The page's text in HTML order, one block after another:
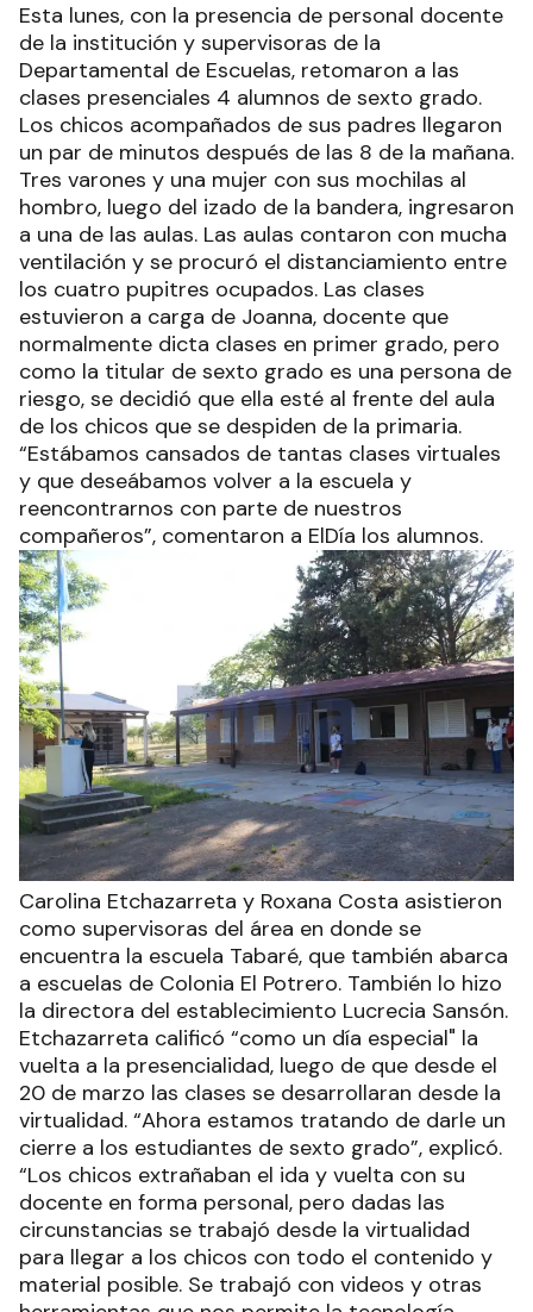
Esta lunes, con la presencia de personal docente
de la institución y supervisoras de la
Departamental de Escuelas, retomaron a las
clases presenciales 4 alumnos de sexto grado.
Los chicos acompañados de sus padres llegaron
un par de minutos después de las 8 de la mañana.
Tres varones y una mujer con sus mochilas al
hombro, luego del izado de la bandera, ingresaron
a una de las aulas. Las aulas contaron con mucha
ventilación y se procuró el distanciamiento entre
los cuatro pupitres ocupados. Las clases
estuvieron a carga de Joanna, docente que
normalmente dicta clases en primer grado, pero
como la titular de sexto grado es una persona de
riesgo, se decidió que ella esté al frente del aula
de los chicos que se despiden de la primaria.
“Estábamos cansados de tantas clases virtuales
y que deseábamos volver a la escuela y
reencontrarnos con parte de nuestros
compañeros”, comentaron a ElDía los alumnos.
Carolina Etchazarreta y Roxana Costa asistieron
como supervisoras del área en donde se
encuentra la escuela Tabaré, que también abarca
a escuelas de Colonia El Potrero. También lo hizo
la directora del establecimiento Lucrecia Sansón.
Etchazarreta calificó “como un día especial" la
vuelta a la presencialidad, luego de que desde el
20 de marzo las clases se desarrollaran desde la
virtualidad. “Ahora estamos tratando de darle un
cierre a los estudiantes de sexto grado”, explicó.
“Los chicos extrañaban el ida y vuelta con su
docente en forma personal, pero dadas las
circunstancias se trabajó desde la virtualidad
para llegar a los chicos con todo el contenido y
material posible. Se trabajó con videos y otras